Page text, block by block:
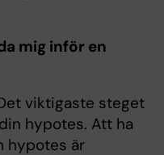
mig inför en
viktigaste steget
hypotes. Att ha
hypotes är